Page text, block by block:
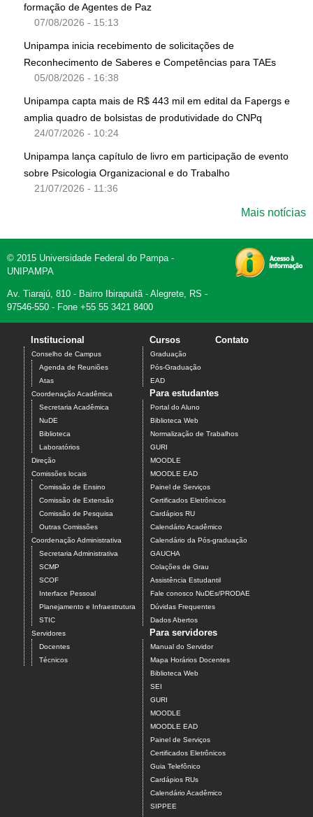
formação de Agentes de Paz
07/08/2026 - 15:13
Unipampa inicia recebimento de solicitações de
Reconhecimento de Saberes e Competências para TAEs
05/08/2026 - 16:38
Unipampa capta mais de R$ 443 mil em edital da Fapergs e
amplia quadro de bolsistas de produtividade do CNPq
24/07/2026 - 10:24
Unipampa lança capítulo de livro em participação de evento
sobre Psicologia Organizacional e do Trabalho
21/07/2026 - 11:36
Mais notícias
© 2015 Universidade Federal do Pampa -
UNIPAMPA
Av. Tiarajú, 810 - Bairro Ibirapuitã - Alegrete, RS -
97546-550 - Fone +55 55 3421 8400
Institucional
Conselho de Campus
Agenda de Reuniões
Atas
Coordenação Acadêmica
Secretaria Acadêmica
NuDE
Biblioteca
Laboratórios
Direção
Comissões locais
Comissão de Ensino
Comissão de Extensão
Comissão de Pesquisa
Outras Comissões
Coordenação Administrativa
Secretaria Administrativa
SCMP
SCOF
Interface Pessoal
Planejamento e Infraestrutura
STIC
Servidores
Docentes
Técnicos
Cursos
Graduação
Pós-Graduação
EAD
Contato
Para estudantes
Portal do Aluno
Biblioteca Web
Normalização de Trabalhos
GURI
MOODLE
MOODLE EAD
Painel de Serviços
Certificados Eletrônicos
Cardápios RU
Calendário Acadêmico
Calendário da Pós-graduação
GAUCHA
Colações de Grau
Assistência Estudantil
Fale conosco NuDEs/PRODAE
Dúvidas Frequentes
Dados Abertos
Para servidores
Manual do Servidor
Mapa Horários Docentes
Biblioteca Web
SEI
GURI
MOODLE
MOODLE EAD
Painel de Serviços
Certificados Eletrônicos
Guia Telefônico
Cardápios RUs
Calendário Acadêmico
SIPPEE